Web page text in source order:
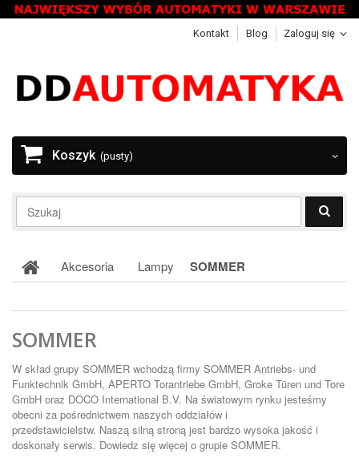
Zaloguj się
Kontakt Blog
Koszyk (pusty)
Akcesoria Lampy SOMMER
SOMMER
W skład grupy SOMMER wchodzą firmy SOMMER Antriebs- und
Funktechnik GmbH, APERTO Torantriebe GmbH, Groke Türen und Tore
GmbH oraz DOCO International B.V. Na światowym rynku jesteśmy
obecni za pośrednictwem naszych oddziałów i
przedstawicielstw. Naszą silną stroną jest bardzo wysoka jakość i
doskonały serwis. Dowiedz się więcej o grupie SOMMER.